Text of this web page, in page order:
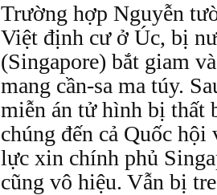
Trường hợp Nguyễn
Việt định cư ở Úc, bị
(Singapore) bắt giam
mang cần-sa ma túy.
miễn án tử hình bị thất
chúng đến cả Quốc
lực xin chính phủ
cũng vô hiệu. Vẫn bị